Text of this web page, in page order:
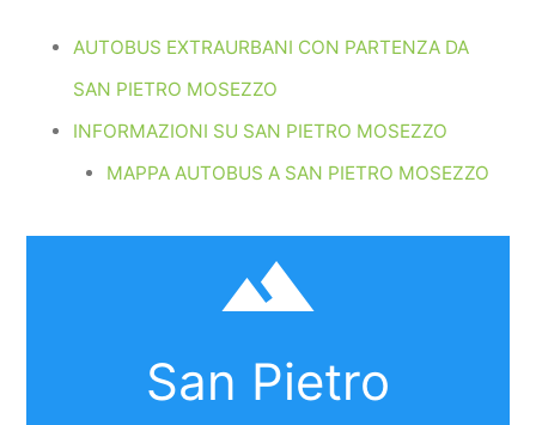
AUTOBUS EXTRAURBANI CON PARTENZA DA
SAN PIETRO MOSEZZO
INFORMAZIONI SU SAN PIETRO MOSEZZO
MAPPA AUTOBUS A SAN PIETRO MOSEZZO
filter_hdr
San Pietro